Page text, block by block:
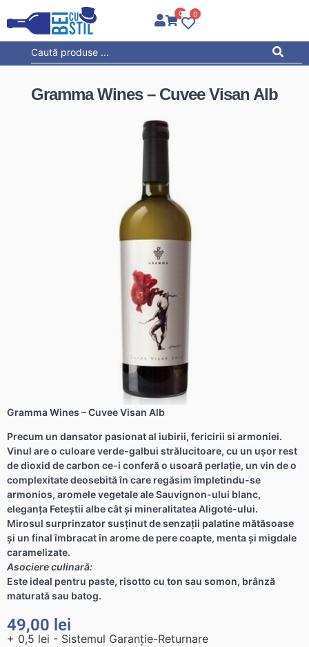
0 0
Gramma Wines – Cuvee Visan Alb
Gramma Wines – Cuvee Visan Alb
Precum un dansator pasionat al iubirii, fericirii si armoniei.
Vinul are o culoare verde-galbui strălucitoare, cu un ușor rest
de dioxid de carbon ce-i conferă o usoară perlație, un vin de o
complexitate deosebită în care regăsim împletindu-se
armonios, aromele vegetale ale Sauvignon-ului blanc,
eleganța Feteștii albe cât și mineralitatea Aligoté-ului.
Mirosul surprinzator susținut de senzații palatine mătăsoase
și un final îmbracat în arome de pere coapte, menta și migdale
caramelizate.
Asociere culinară:
Este ideal pentru paste, risotto cu ton sau somon, brânză
maturată sau batog.
49,00 lei
+ 0,5 lei - Sistemul Garanție-Returnare